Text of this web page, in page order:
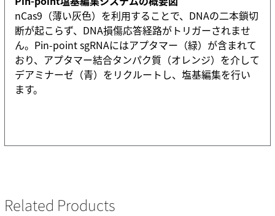
nCas9（薄い灰色）を利用することで、DNAの二本鎖切
断が起こらず、DNA損傷応答経路がトリガーされませ
ん。Pin-point sgRNAにはアプタマー（緑）が含まれて
おり、アプタマー結合タンパク質（オレンジ）を介して
デアミナーゼ（青）をリクルートし、塩基編集を行い
ます。
Related Products